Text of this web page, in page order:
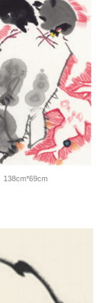
138cm*69cm